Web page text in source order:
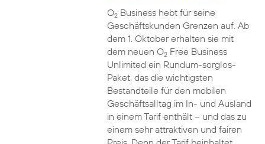
O2Business hebt für seine
Geschäftskunden Grenzen auf. Ab
dem 1. Oktober erhalten sie mit
dem neuen O2Free Business
Unlimited ein Rundum-sorglos-
Paket, das die wichtigsten
Bestandteile für den mobilen
Geschäftsalltag im In- und Ausland
in einem Tarif enthält – und das zu
einem sehr attraktiven und fairen